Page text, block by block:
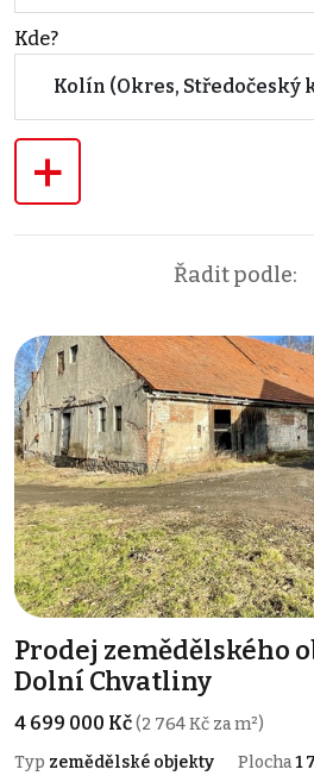
Kde?
Kolín (Okres, Středočeský
+
Řadit podle:
Prodej zemědělského
Dolní Chvatliny
4 699 000 Kč(2 764 Kč za m²)
Typ zemědělské objekty Plocha1